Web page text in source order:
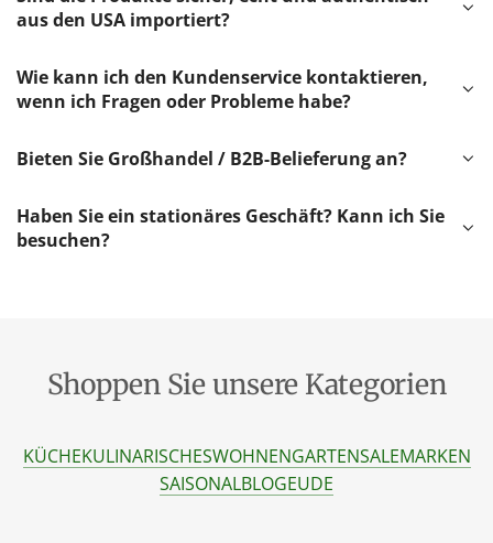
aus den USA importiert?
Wie kann ich den Kundenservice kontaktieren,
wenn ich Fragen oder Probleme habe?
Bieten Sie Großhandel / B2B-Belieferung an?
Haben Sie ein stationäres Geschäft? Kann ich Sie
besuchen?
Shoppen Sie unsere Kategorien
KÜCHEKULINARISCHESWOHNENGARTENSALEMARKEN
SAISONALBLOGEUDE